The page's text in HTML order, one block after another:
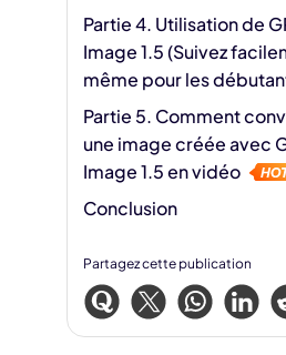
Partie 4. Utilisation de
Image 1.5 (Suivez
même pour les
Partie 5. Comment
une image créée avec
Image 1.5 en vidéo
Conclusion
Partagez cette publication